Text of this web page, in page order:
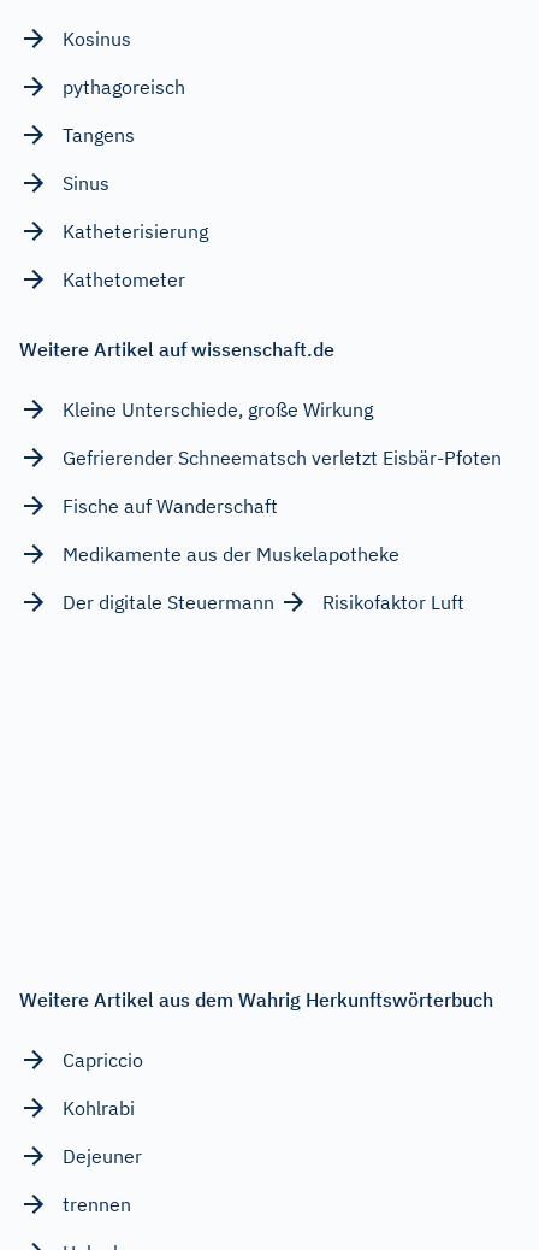
Kosinus
pythagoreisch
Tangens
Sinus
Katheterisierung
Kathetometer
Weitere Artikel auf wissenschaft.de
Kleine Unterschiede, große Wirkung
Gefrierender Schneematsch verletzt Eisbär-Pfoten
Fische auf Wanderschaft
Medikamente aus der Muskelapotheke
Der digitale Steuermann
Risikofaktor Luft
Weitere Artikel aus dem Wahrig Herkunftswörterbuch
Capriccio
Kohlrabi
Dejeuner
trennen